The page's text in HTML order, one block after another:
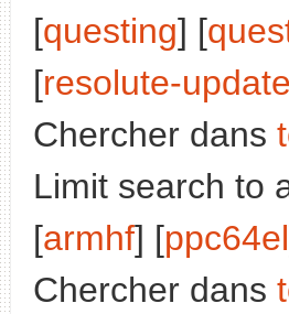
[questing] [
[resolute-
Chercher dans
Limit search to
[armhf] [ppc64el
Chercher dans